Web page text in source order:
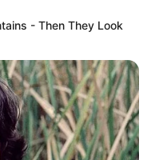
- Then They Look